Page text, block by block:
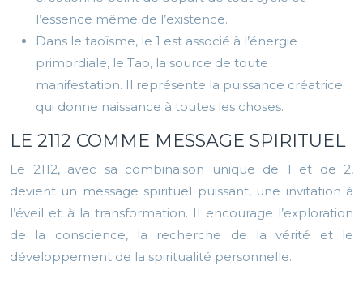
l’essence même de l’existence.
Dans le taoïsme, le 1 est associé à l’énergie
primordiale, le Tao, la source de toute
manifestation. Il représente la puissance créatrice
qui donne naissance à toutes les choses.
LE 2112 COMME MESSAGE SPIRITUEL
Le 2112, avec sa combinaison unique de 1 et de 2,
devient un message spirituel puissant, une invitation à
l’éveil et à la transformation. Il encourage l’exploration
de la conscience, la recherche de la vérité et le
développement de la spiritualité personnelle.